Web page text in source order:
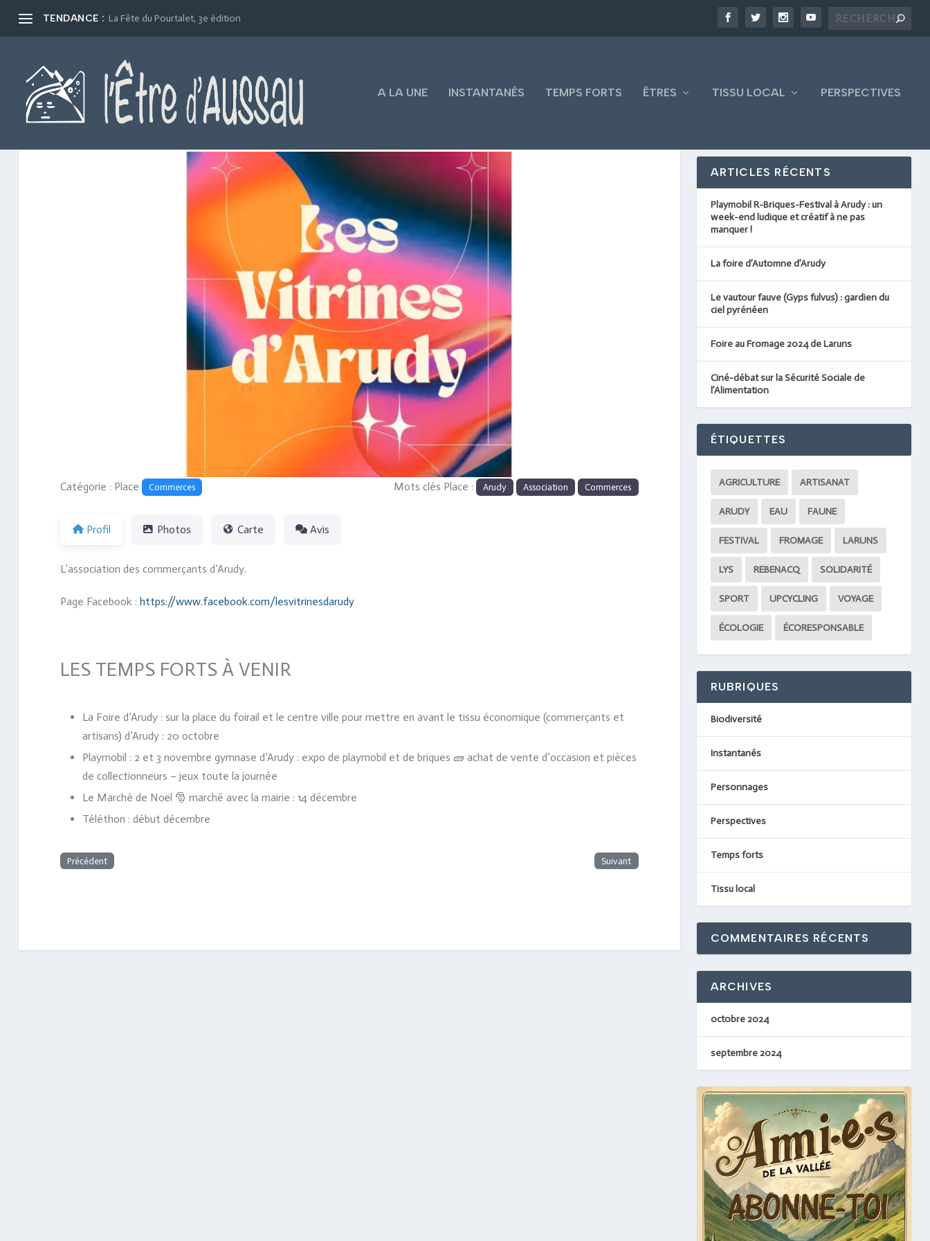
TENDANCE : La Fête du Pourtalet, 3e édition
A LA UNE INSTANTANÉS TEMPS FORTS ÊTRES TISSU LOCAL PERSPECTIVES
LES VITRINES D'ARUDY
Catégorie : Place Commerces Mots clés Place : Arudy Association Commerces
Profil Photos Carte Avis
L’association des commerçants d’Arudy.
Page Facebook : https://www.facebook.com/lesvitrinesdarudy
LES TEMPS FORTS À VENIR
La Foire d’Arudy : sur la place du foirail et le centre ville pour mettre en avant le tissu économique (commerçants et
artisans) d’Arudy : 20 octobre
Playmobil : 2 et 3 novembre gymnase d’Arudy : expo de playmobil et de briques 🧱 achat de vente d’occasion et pièces
de collectionneurs – jeux toute la journée
Le Marché de Noël 🎅 marché avec la mairie : 14 décembre
Téléthon : début décembre
Précédent Suivant
ARTICLES RÉCENTS
Playmobil R-Briques-Festival à Arudy : un
week-end ludique et créatif à ne pas
manquer !
La foire d’Automne d’Arudy
Le vautour fauve (Gyps fulvus) : gardien du
ciel pyrénéen
Foire au Fromage 2024 de Laruns
Ciné-débat sur la Sécurité Sociale de
l’Alimentation
ÉTIQUETTES
AGRICULTURE ARTISANAT
ARUDY EAU FAUNE
FESTIVAL FROMAGE LARUNS
LYS REBENACQ SOLIDARITÉ
SPORT UPCYCLING VOYAGE
ÉCOLOGIE ÉCORESPONSABLE
RUBRIQUES
Biodiversité
Instantanés
Personnages
Perspectives
Temps forts
Tissu local
COMMENTAIRES RÉCENTS
ARCHIVES
octobre 2024
septembre 2024